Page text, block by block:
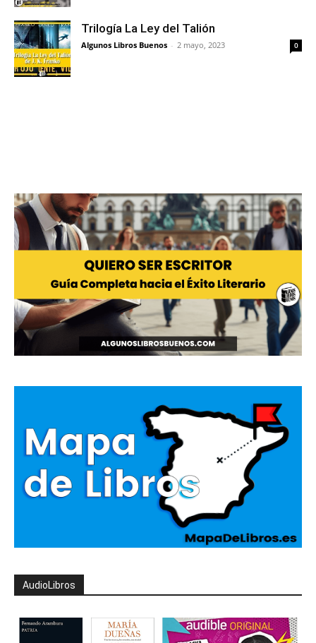
Trilogía La Ley del Talión
Algunos Libros Buenos - 2 mayo, 2023 0
AudioLibros